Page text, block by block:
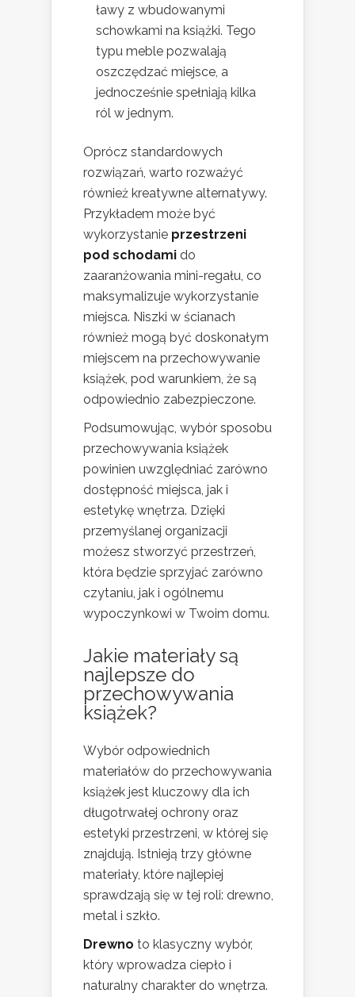
ławy z wbudowanymi
schowkami na książki. Tego
typu meble pozwalają
oszczędzać miejsce, a
jednocześnie spełniają kilka
ról w jednym.
Oprócz standardowych
rozwiązań, warto rozważyć
również kreatywne alternatywy.
Przykładem może być
wykorzystanie przestrzeni
pod schodami do
zaaranżowania mini-regału, co
maksymalizuje wykorzystanie
miejsca. Niszki w ścianach
również mogą być doskonałym
miejscem na przechowywanie
książek, pod warunkiem, że są
odpowiednio zabezpieczone.
Podsumowując, wybór sposobu
przechowywania książek
powinien uwzględniać zarówno
dostępność miejsca, jak i
estetykę wnętrza. Dzięki
przemyślanej organizacji
możesz stworzyć przestrzeń,
która będzie sprzyjać zarówno
czytaniu, jak i ogólnemu
wypoczynkowi w Twoim domu.
Jakie materiały są
najlepsze do
przechowywania
książek?
Wybór odpowiednich
materiałów do przechowywania
książek jest kluczowy dla ich
długotrwałej ochrony oraz
estetyki przestrzeni, w której się
znajdują. Istnieją trzy główne
materiały, które najlepiej
sprawdzają się w tej roli: drewno,
metal i szkło.
Drewno to klasyczny wybór,
który wprowadza ciepło i
naturalny charakter do wnętrza.